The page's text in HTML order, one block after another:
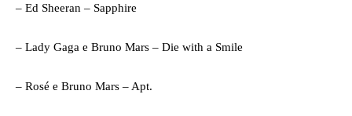
– Ed Sheeran – Sapphire
– Lady Gaga e Bruno Mars – Die with a Smile
– Rosé e Bruno Mars – Apt.